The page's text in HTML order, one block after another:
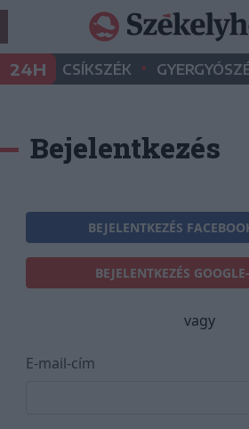
24H CSÍKSZÉK •
Bejelentkezés
BEJELENTKEZÉS
BEJELENTKEZÉS
vagy
E-mail-cím